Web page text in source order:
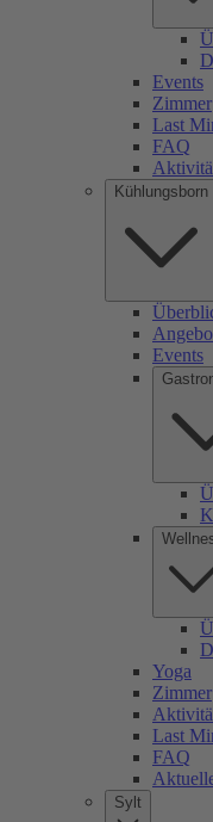
Events
Zimmer
Last
FAQ
Kühlungsborn
Events
Yoga
Zimmer
Last
FAQ
Sylt